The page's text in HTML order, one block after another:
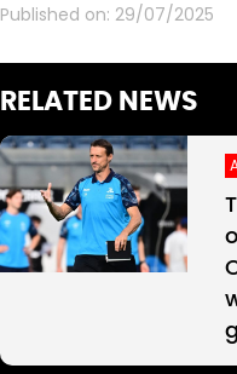
Published on: 29/07/2025
RELATED NEWS